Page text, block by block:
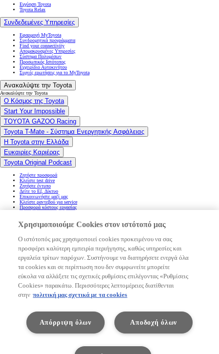
Εγγύηση Toyota
Toyota Relax
Συνδεδεμένες Υπηρεσίες
Εφαρμογή MyToyota
Συνδρομητικά προγράμματα
Find your connectivity
Απομακρυσμένες Υπηρεσίες
Σύστημα Πολυμέσων
Προσωπικός Ιστότοπος
Εγχειρίδιο Αυτοκινήτου
Συχνές ερωτήσεις για το MyToyota
Ανακαλύψτε την Toyota
Ανακαλύψτε την Toyota
Ο Κόσμος της Toyota
Start Your Impossible
TOYOTA GAZOO Racing
Toyota T-Mate - Σύστημα Ενεργητικής Ασφάλειας
Η Toyota στην Ελλάδα
Ευκαιρίες Καριέρας
Toyota Original Podcast
Ζητήστε προσφορά
Κλείστε test drive
Ζητήστε έντυπο
Δείτε το Εξ. Δίκτυο
Επικοινωνήστε μαζί μας
Κλείστε ραντεβού για service
Προσφορά κόστους εργασίας
Find your connectivity
Υπολογίστε το κόστος χρήσης του αυτοκινήτου σας
Δήλωση προσβασιμότητας
(Ανοίγει σε νέο παράθυρο)
(Ανοίγει σε νέο παράθυρο)
(Ανοίγει σε νέο παράθυρο)
(Ανοίγει σε νέο παράθυρο)
(Ανοίγει σε νέο παράθυρο)
(Ανοίγει σε νέο παράθυρο)
(Ανοίγει σε νέο παράθυρο)
ΤΟΥΟΤΑ ΕΛΛΑΣ, Ανώνυμος Βιομηχανική και Εμπορική Εταιρεία Αυτοκινήτων και Μηχανημάτων
ΕΔΡΑ: Άνδρου 8, Γλυκά Νερά, 15354
ΑΡ. Γ.Ε.ΜΗ. 000385201000
Χρησιμοποιούμε Cookies στον ιστότοπό μας
Ο ιστότοπός μας χρησιμοποιεί cookies προκειμένου να σας
προσφέρει καλύτερη εμπειρία περιήγησης, καθώς υπηρεσίες και
εργαλεία τρίτων παρόχων. Συστήνουμε να διατηρήσετε ενεργά όλα
τα cookies και σε περίπτωση που δεν συμφωνείτε μπορείτε
εύκολα να αλλάξετε τις σχετικές ρυθμίσεις επιλέγοντας «Ρυθμίσεις
Cookies» παρακάτω. Περισσότερες λεπτομέρειες διατίθενται
στην πολιτική μας σχετικά με τα cookies
Αποδοχή όλων
Απόρριψη όλων